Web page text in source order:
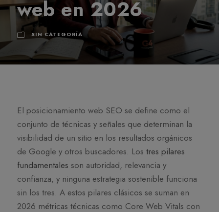
web en 2026
SIN CATEGORÍA
El posicionamiento web SEO se define como el
conjunto de técnicas y señales que determinan la
visibilidad de un sitio en los resultados orgánicos
de Google y otros buscadores. Los tres pilares
fundamentales son autoridad, relevancia y
confianza, y ninguna estrategia sostenible funciona
sin los tres. A estos pilares clásicos se suman en
2026 métricas técnicas como Core Web Vitals con